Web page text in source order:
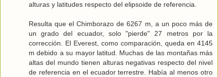
alturas y latitudes respecto del elipsoide de referencia.
Resulta que el Chimborazo de 6267 m, a un poco más de
un grado del ecuador, solo "pierde" 27 metros por la
corrección. El Everest, como comparación, queda en 4145
m debido a su mayor latitud. Muchas de las montañas más
altas del mundo tienen alturas negativas respecto del nivel
de referencia en el ecuador terrestre. Había al menos otro